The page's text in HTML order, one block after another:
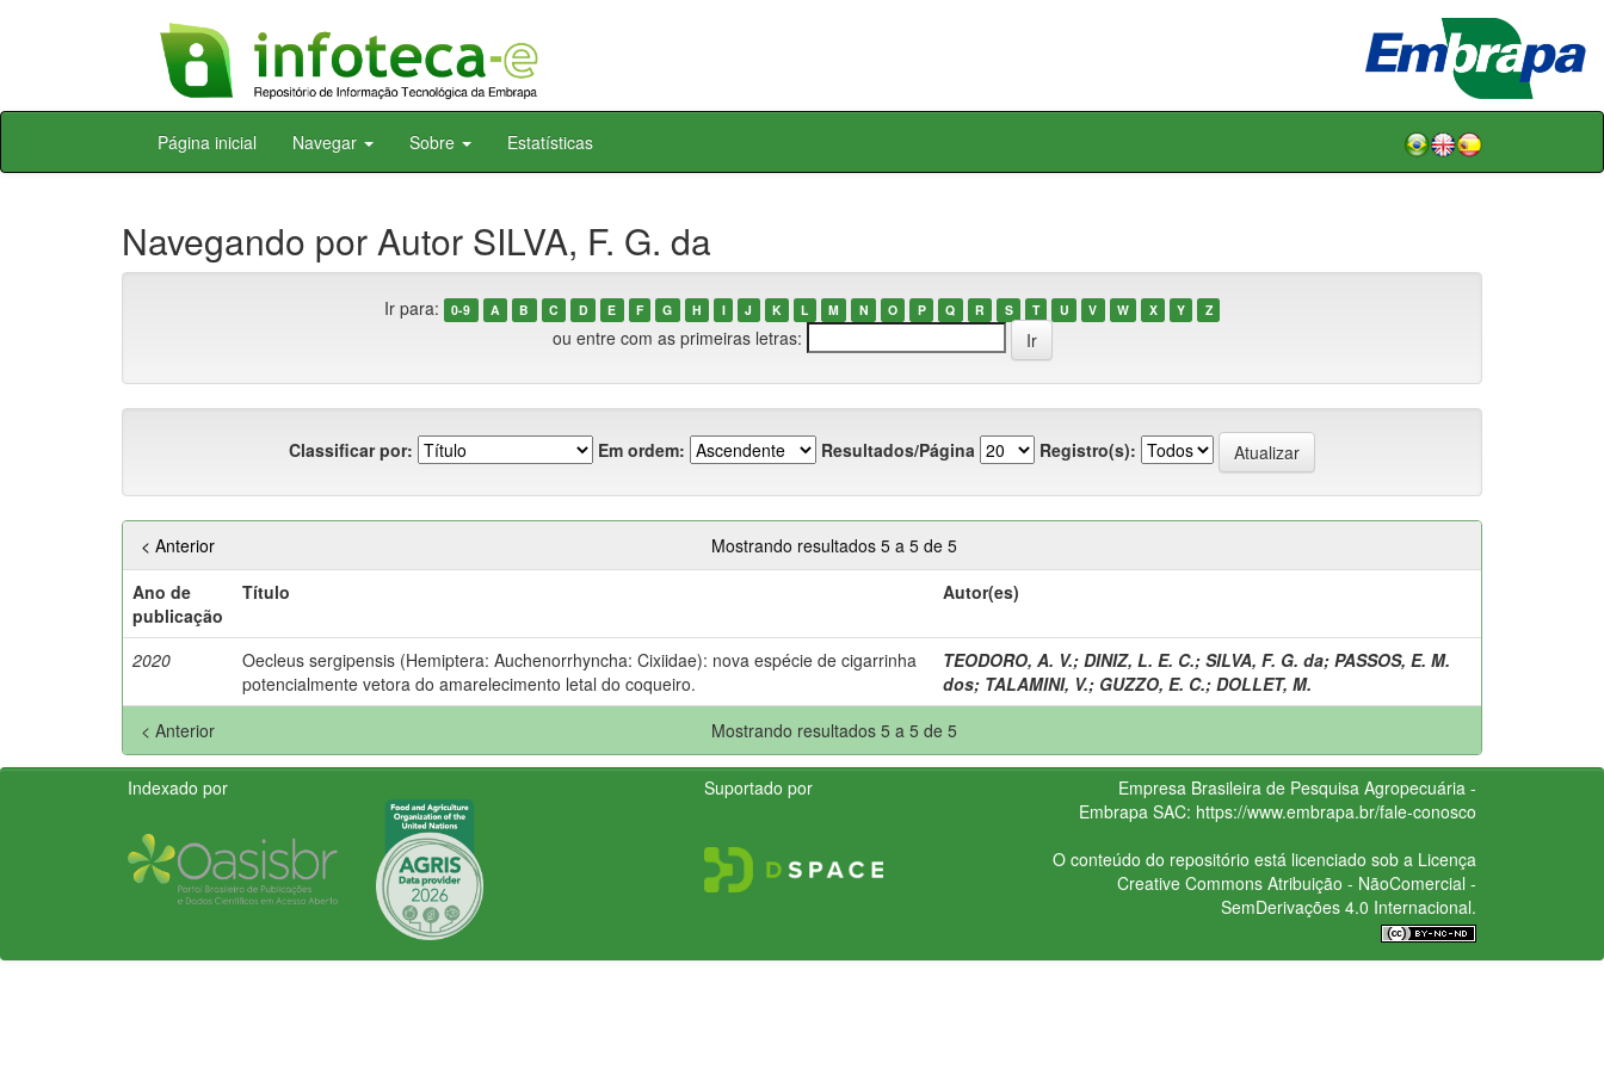
Skip
Página inicial Navegar Sobre Estatísticas
Navegando por Autor SILVA, F. G. da
Ir para: 0-9 A B C D E F G H I J K L M N O P Q R S T U V W X Y Z
ou entre com as primeiras letras:
Classificar por: Em ordem: Resultados/Página Registro(s):
Mostrando resultados 5 a 5 de 5
< Anterior
Ano de
publicação
Título Autor(es)
2020
Oecleus sergipensis (Hemiptera: Auchenorrhyncha: Cixiidae): nova espécie de cigarrinha
potencialmente vetora do amarelecimento letal do coqueiro.
TEODORO, A. V.; DINIZ, L. E. C.; SILVA, F. G. da; PASSOS, E. M.
dos; TALAMINI, V.; GUZZO, E. C.; DOLLET, M.
Mostrando resultados 5 a 5 de 5
< Anterior
Indexado por Suportado por
Empresa Brasileira de Pesquisa Agropecuária -
Embrapa SAC: https://www.embrapa.br/fale-conosco
O conteúdo do repositório está licenciado sob a Licença
Creative CommonsAtribuição - NãoComercial -
SemDerivações 4.0 Internacional.